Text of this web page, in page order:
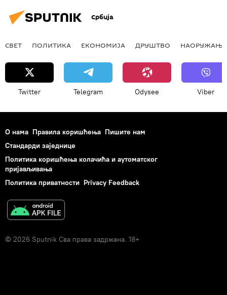
Србија
СВЕТ ПОЛИТИКА ЕКОНОМИЈА ДРУШТВО НАОРУЖАЊЕ
Twitter Telegram Odysee Viber
О нама Правила коришћења Пишите нам
Стандарди заједнице
Политика коришћења колачића и аутоматског
пријављивања
Политика приватности Privacy Feedback
© 2026 Sputnik Сва права задржана. 18+